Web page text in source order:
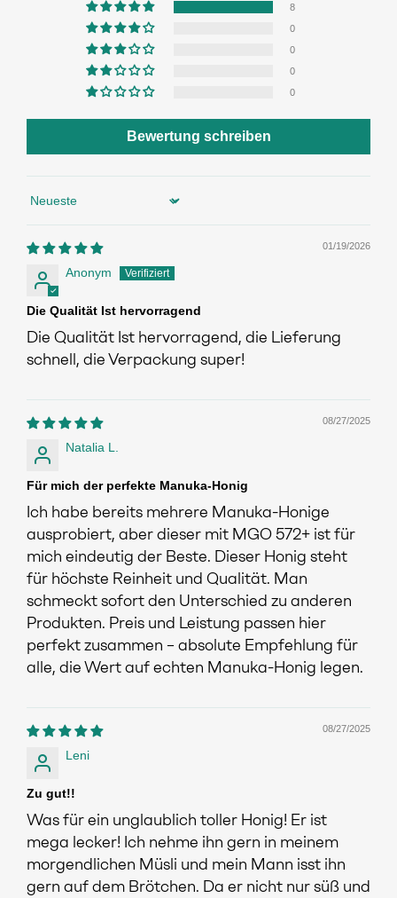
8
0
0
0
0
Bewertung schreiben
Sort by
01/19/2026
Anonym
Die Qualität Ist hervorragend
Die Qualität Ist hervorragend, die Lieferung
schnell, die Verpackung super!
08/27/2025
Natalia L.
Für mich der perfekte Manuka-Honig
Ich habe bereits mehrere Manuka-Honige
ausprobiert, aber dieser mit MGO 572+ ist für
mich eindeutig der Beste. Dieser Honig steht
für höchste Reinheit und Qualität. Man
schmeckt sofort den Unterschied zu anderen
Produkten. Preis und Leistung passen hier
perfekt zusammen – absolute Empfehlung für
alle, die Wert auf echten Manuka-Honig legen.
08/27/2025
Leni
Zu gut!!
Was für ein unglaublich toller Honig! Er ist
mega lecker! Ich nehme ihn gern in meinem
morgendlichen Müsli und mein Mann isst ihn
gern auf dem Brötchen. Da er nicht nur süß und